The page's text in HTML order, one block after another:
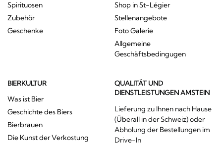
Spirituosen
Zubehör
Geschenke
Shop in St-Légier
Stellenangebote
Foto Galerie
Allgemeine
Geschäftsbedingugen
BIERKULTUR
Was ist Bier
Geschichte des Biers
Bierbrauen
Die Kunst der Verkostung
QUALITÄT UND
DIENSTLEISTUNGEN AMSTEIN
Lieferung zu Ihnen nach Hause
(Überall in der Schweiz) oder
Abholung der Bestellungen im
Drive-In